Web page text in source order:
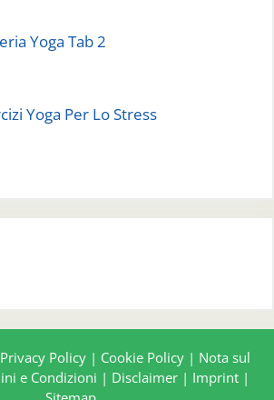
Yoga Tab 2
Yoga Per Lo Stress
Privacy Policy | Cookie Policy | Nota sul
e Condizioni | Disclaimer| Imprint|